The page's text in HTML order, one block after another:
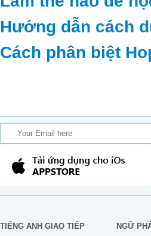
Hướng dẫn cách
Cách phân biệt
TIẾNG ANH GIAO TIẾP
NGỮ